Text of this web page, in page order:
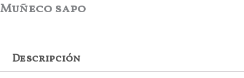
Muñeco sapo
Descripción